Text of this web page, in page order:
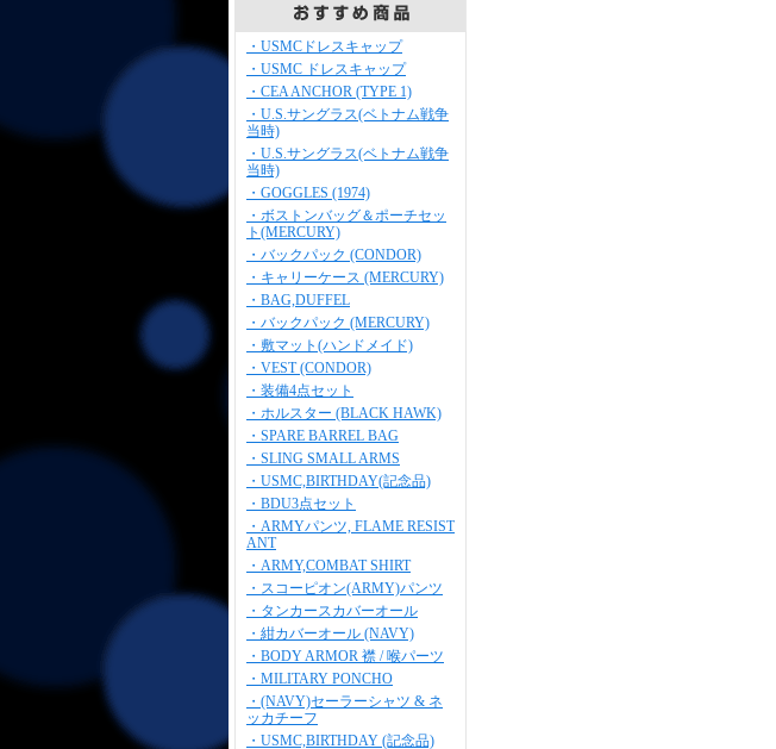
・USMCドレスキャップ
・USMC ドレスキャップ
・CEA ANCHOR (TYPE 1)
・U.S.サングラス(ベトナム戦争
当時)
・U.S.サングラス(ベトナム戦争
当時)
・GOGGLES (1974)
・ボストンバッグ＆ポーチセッ
ト(MERCURY)
・バックパック (CONDOR)
・キャリーケース (MERCURY)
・BAG,DUFFEL
・バックパック (MERCURY)
・敷マット(ハンドメイド)
・VEST (CONDOR)
・装備4点セット
・ホルスター (BLACK HAWK)
・SPARE BARREL BAG
・SLING SMALL ARMS
・USMC,BIRTHDAY(記念品)
・BDU3点セット
・ARMYパンツ, FLAME RESIST
ANT
・ARMY,COMBAT SHIRT
・スコーピオン(ARMY)パンツ
・タンカースカバーオール
・紺カバーオール (NAVY)
・BODY ARMOR 襟 / 喉パーツ
・MILITARY PONCHO
・(NAVY)セーラーシャツ & ネ
ッカチーフ
・USMC,BIRTHDAY (記念品)